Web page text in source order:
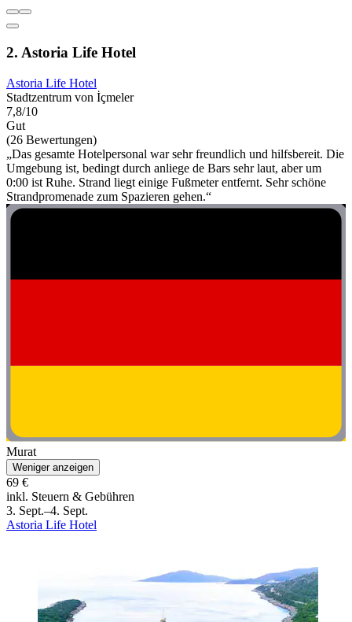
2. Astoria Life Hotel
Astoria Life Hotel
Stadtzentrum von İçmeler
7,8/10
Gut
(26 Bewertungen)
„Das gesamte Hotelpersonal war sehr freundlich und hilfsbereit. Die
Umgebung ist, bedingt durch anliege de Bars sehr laut, aber um
0:00 ist Ruhe. Strand liegt einige Fußmeter entfernt. Sehr schöne
Strandpromenade zum Spazieren gehen.“
Murat
Weniger anzeigen
69 €
inkl. Steuern & Gebühren
3. Sept.–4. Sept.
Astoria Life Hotel